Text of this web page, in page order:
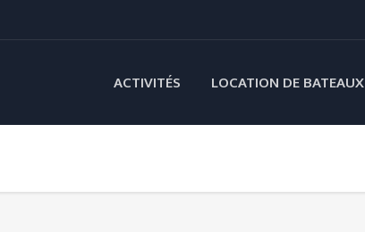
ACTIVITÉS LOCATION DE BATEAUX